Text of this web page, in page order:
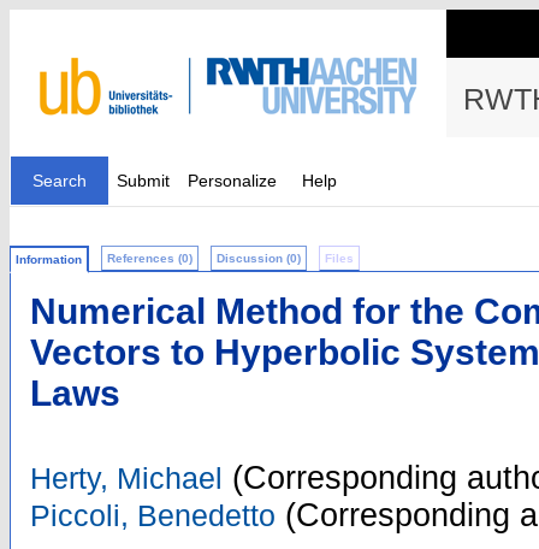
Search Submit Personalize Help
Information References (0) Discussion (0) Files
Numerical Method for the
Vectors to Hyperbolic
Laws
Herty, Michael (Corresponding
Piccoli, Benedetto (Corresponding